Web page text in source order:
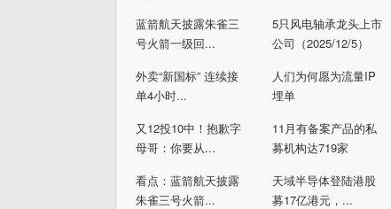
蓝箭航天披露朱雀三
号火箭一级回...
5只风电轴承龙头上市
公司（2025/12/5）
外卖“新国标” 连续接
单4小时...
人们为何愿为流量IP
埋单
又12投10中！抱歉字
母哥：你要从...
11月有备案产品的私
募机构达719家
看点：蓝箭航天披露
朱雀三号火箭...
天域半导体登陆港股
募17亿港元，...